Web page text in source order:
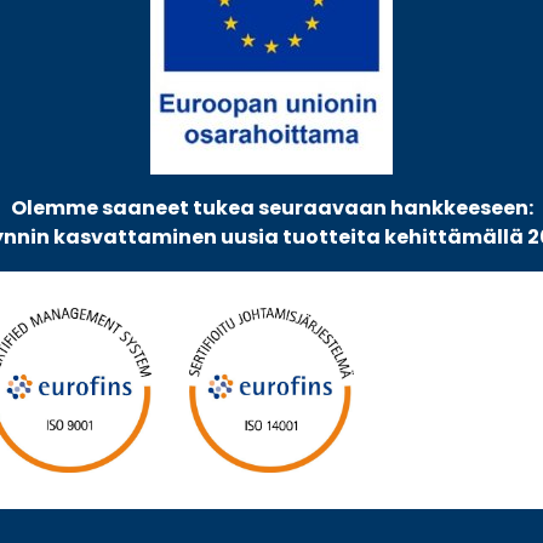
Olemme saaneet tukea seuraavaan hankkeeseen:
kasvattaminen uusia tuotteita kehittämällä